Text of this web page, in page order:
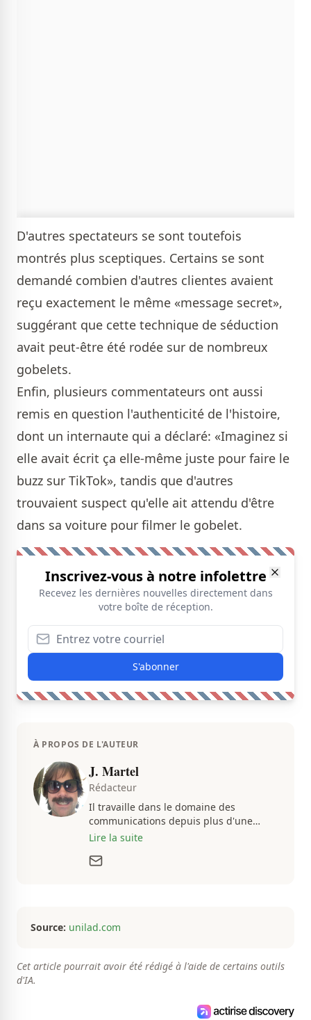
D'autres spectateurs se sont toutefois
montrés plus sceptiques. Certains se sont
demandé combien d'autres clientes avaient
reçu exactement le même «message secret»,
suggérant que cette technique de séduction
avait peut-être été rodée sur de nombreux
gobelets.
Enfin, plusieurs commentateurs ont aussi
remis en question l'authenticité de l'histoire,
dont un internaute qui a déclaré: «Imaginez si
elle avait écrit ça elle-même juste pour faire le
buzz sur TikTok», tandis que d'autres
trouvaient suspect qu'elle ait attendu d'être
dans sa voiture pour filmer le gobelet.
Inscrivez-vous à notre infolettre
Recevez les dernières nouvelles directement dans
votre boîte de réception.
S'abonner
À PROPOS DE L'AUTEUR
J. Martel
Rédacteur
Il travaille dans le domaine des
communications depuis plus d'une
dizaine d'années, en plus d'être
actualités. Autant intéressé par les
Lire la suite
Source: unilad.com
Cet article pourrait avoir été rédigé à l'aide de certains outils
d'IA.